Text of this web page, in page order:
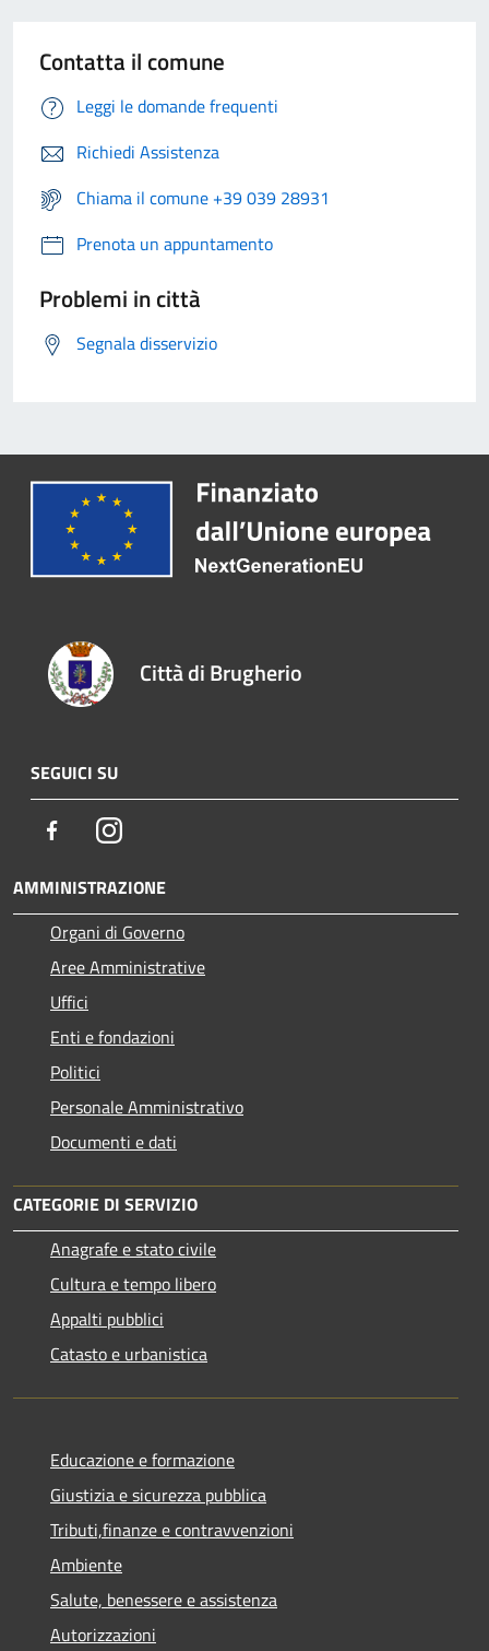
Contatta il comune
Leggi le domande frequenti
Richiedi Assistenza
Chiama il comune +39 039 28931
Prenota un appuntamento
Problemi in città
Segnala disservizio
Città di Brugherio
SEGUICI SU
FacebookInstagram
AMMINISTRAZIONE
Organi di Governo
Aree Amministrative
Uffici
Enti e fondazioni
Politici
Personale Amministrativo
Documenti e dati
CATEGORIE DI SERVIZIO
Anagrafe e stato civile
Cultura e tempo libero
Appalti pubblici
Catasto e urbanistica
Educazione e formazione
Giustizia e sicurezza pubblica
Tributi,finanze e contravvenzioni
Ambiente
Salute, benessere e assistenza
Autorizzazioni